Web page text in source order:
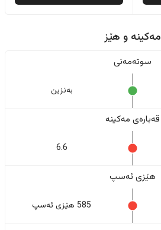
مەکینە و هێز
سوتەمەنی
بەنزین
قەبارەی مەکینە
6.6
هێزی ئەسپ
585 هێزی ئەسپ